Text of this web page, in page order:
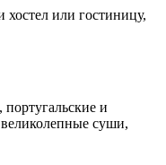
или гостиницу,
и
суши,